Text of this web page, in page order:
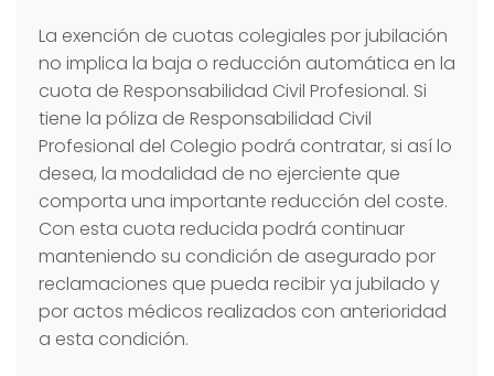
La exención de cuotas colegiales por jubilación
no implica la baja o reducción automática en la
cuota de Responsabilidad Civil Profesional. Si
tiene la póliza de Responsabilidad Civil
Profesional del Colegio podrá contratar, si así lo
desea, la modalidad de no ejerciente que
comporta una importante reducción del coste.
Con esta cuota reducida podrá continuar
manteniendo su condición de asegurado por
reclamaciones que pueda recibir ya jubilado y
por actos médicos realizados con anterioridad
a esta condición.